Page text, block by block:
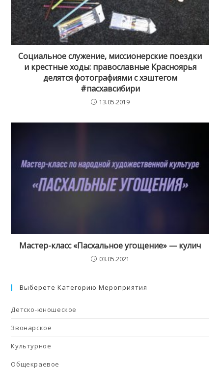
Социальное служение, миссионерские поездки
и крестные ходы: православные Красноярья
делятся фотографиями с хэштегом
#пасхавсибири
13.05.2019
Мастер-класс «Пасхальное угощение» — кулич
03.05.2021
Выберете Категорию Мероприятия
Детско-юношеское
Звонарское
Культурное
Общекраевое